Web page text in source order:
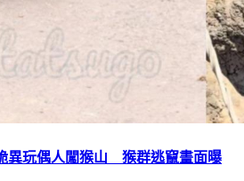
異玩偶人闖猴山 猴群逃竄畫面曝